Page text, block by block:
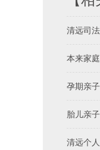
清远司
本来家
孕期亲
胎儿亲
清远个